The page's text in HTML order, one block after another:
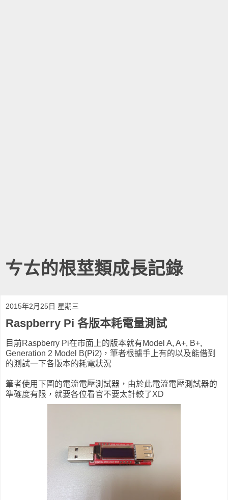
ㄘㄊ的根莖類成長記錄
2015年2月25日 星期三
Raspberry Pi 各版本耗電量測試
目前Raspberry Pi在市面上的版本就有Model A, A+, B+,
Generation 2 Model B(Pi2)，筆者根據手上有的以及能借到
的測試一下各版本的耗電狀況
筆者使用下圖的電流電壓測試器，由於此電流電壓測試器的
準確度有限，就要各位看官不要太計較了XD